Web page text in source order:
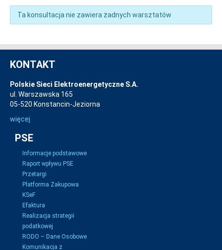
Ta konsultacja nie zawiera żadnych warsztatów
KONTAKT
Polskie Sieci Elektroenergetyczne S.A.
ul. Warszawska 165
05-520 Konstancin-Jeziorna
więcej
PSE
Informacje podstawowe
Raport wpływu PSE
Przetargi
Platforma Zakupowa
KSeF
Efaktura
Realizacja strategii
podatkowej
RODO – Dane Osobowe
Komunikacja z